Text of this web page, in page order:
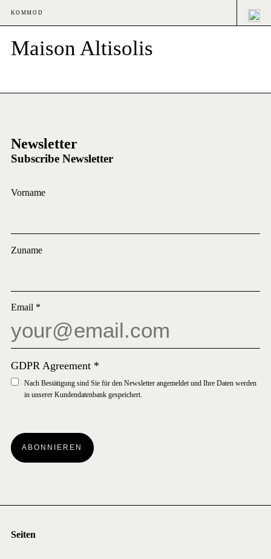
KOMMOD
Maison Altisolis
Newsletter
Subscribe Newsletter
Vorname
Zuname
Email *
GDPR Agreement *
Nach Bestätigung sind Sie für den Newsletter angemeldet und Ihre Daten werden
in unserer Kundendatenbank gespeichert.
ABONNIEREN
Seiten